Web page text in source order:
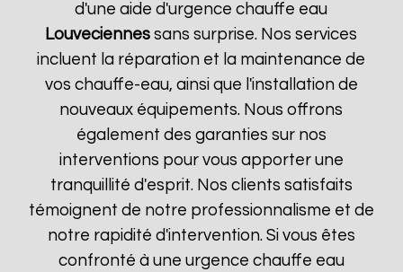
d'une aide d'urgence chauffe eau
Louveciennes sans surprise. Nos services
incluent la réparation et la maintenance de
vos chauffe-eau, ainsi que l'installation de
nouveaux équipements. Nous offrons
également des garanties sur nos
interventions pour vous apporter une
tranquillité d'esprit. Nos clients satisfaits
témoignent de notre professionnalisme et de
notre rapidité d'intervention. Si vous êtes
confronté à une urgence chauffe eau